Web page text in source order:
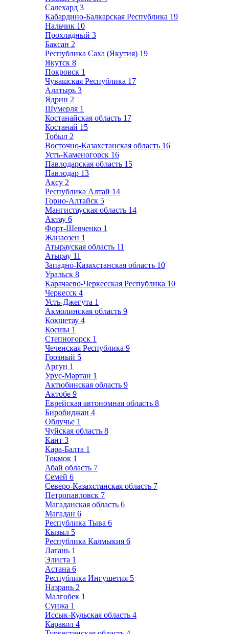
Салехард 3
Кабардино-Балкарская Республика 19
Нальчик 10
Прохладный 3
Баксан 2
Республика Саха (Якутия) 19
Якутск 8
Покровск 1
Чувашская Республика 17
Алатырь 3
Ядрин 2
Шумерля 1
Костанайская область 17
Костанай 15
Тобыл 2
Восточно-Казахстанская область 16
Усть-Каменогорск 16
Павлодарская область 15
Павлодар 13
Аксу 2
Республика Алтай 14
Горно-Алтайск 5
Мангистауская область 14
Актау 6
Форт-Шевченко 1
Жанаозен 1
Атырауская область 11
Атырау 11
Западно-Казахстанская область 10
Уральск 8
Карачаево-Черкесская Республика 10
Черкесск 4
Усть-Джегута 1
Акмолинская область 9
Кокшетау 4
Косшы 1
Степногорск 1
Чеченская Республика 9
Грозный 5
Аргун 1
Урус-Мартан 1
Актюбинская область 9
Актобе 9
Еврейская автономная область 8
Биробиджан 4
Облучье 1
Чуйская область 8
Кант 3
Кара-Балта 1
Токмок 1
Абай область 7
Семей 6
Северо-Казахстанская область 7
Петропавловск 7
Магаданская область 6
Магадан 6
Республика Тыва 6
Кызыл 5
Республика Калмыкия 6
Лагань 1
Элиста 1
Астана 6
Республика Ингушетия 5
Назрань 2
Малгобек 1
Сунжа 1
Иссык-Кульская область 4
Каракол 4